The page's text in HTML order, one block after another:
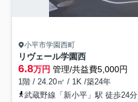
小平市学園西町
リヴェール学園西
6.8万円 管理/共益費5,000円
1階 / 24.20㎡ / 1K /築24年
武蔵野線「新小平」駅 徒歩24分